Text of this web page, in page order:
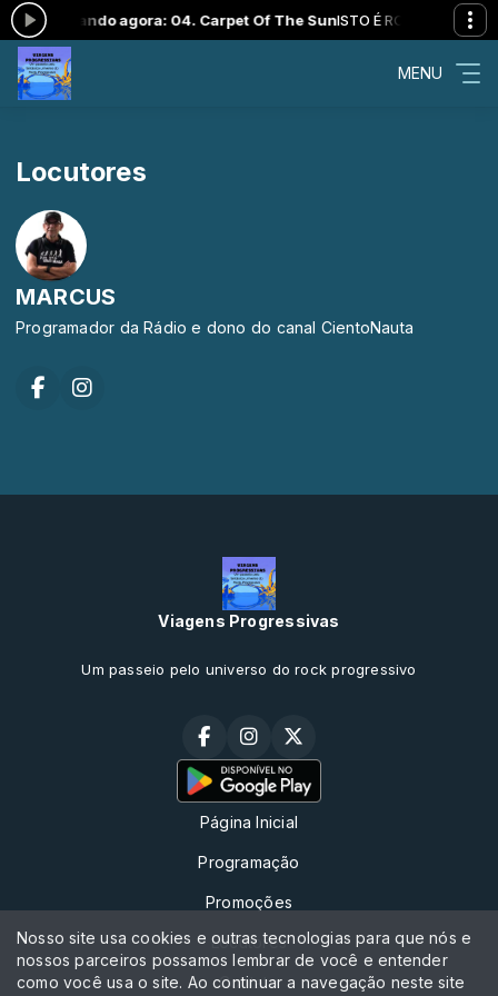
-Tocando agora: 04. Carpet Of The SunISTO É ROCK
MENU
Locutores
MARCUS
Programador da Rádio e dono do canal CientoNauta
Viagens Progressivas
Um passeio pelo universo do rock progressivo
Página Inicial
Programação
Promoções
Locutores
Contato
Nosso site usa cookies e outras tecnologias para que nós e
nossos parceiros possamos lembrar de você e entender
como você usa o site. Ao continuar a navegação neste site